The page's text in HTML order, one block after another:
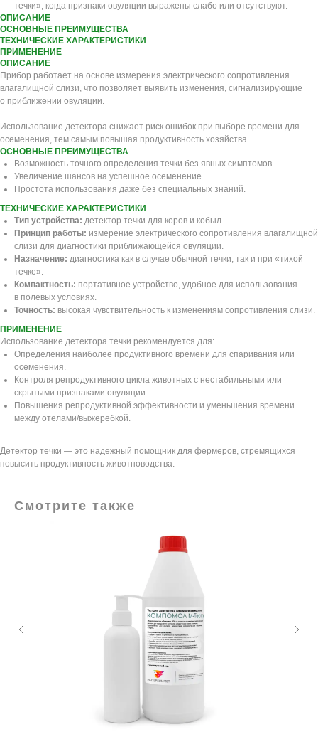
течки», когда признаки овуляции выражены слабо или отсутствуют.
ОПИСАНИЕ
ОСНОВНЫЕ ПРЕИМУЩЕСТВА
ТЕХНИЧЕСКИЕ ХАРАКТЕРИСТИКИ
ПРИМЕНЕНИЕ
ОПИСАНИЕ
Прибор работает на основе измерения электрического сопротивления
влагалищной слизи, что позволяет выявить изменения, сигнализирующие
о приближении овуляции.
Использование детектора снижает риск ошибок при выборе времени для
осеменения, тем самым повышая продуктивность хозяйства.
ОСНОВНЫЕ ПРЕИМУЩЕСТВА
Возможность точного определения течки без явных симптомов.
Увеличение шансов на успешное осеменение.
Простота использования даже без специальных знаний.
ТЕХНИЧЕСКИЕ ХАРАКТЕРИСТИКИ
Тип устройства: детектор течки для коров и кобыл.
Принцип работы: измерение электрического сопротивления влагалищной
слизи для диагностики приближающейся овуляции.
Назначение: диагностика как в случае обычной течки, так и при «тихой
течке».
Компактность: портативное устройство, удобное для использования
в полевых условиях.
Точность: высокая чувствительность к изменениям сопротивления слизи.
ПРИМЕНЕНИЕ
Использование детектора течки рекомендуется для:
Определения наиболее продуктивного времени для спаривания или
осеменения.
Контроля репродуктивного цикла животных с нестабильными или
скрытыми признаками овуляции.
Повышения репродуктивной эффективности и уменьшения времени
между отелами/выжеребкой.
Детектор течки — это надежный помощник для фермеров, стремящихся
повысить продуктивность животноводства.
Смотрите также